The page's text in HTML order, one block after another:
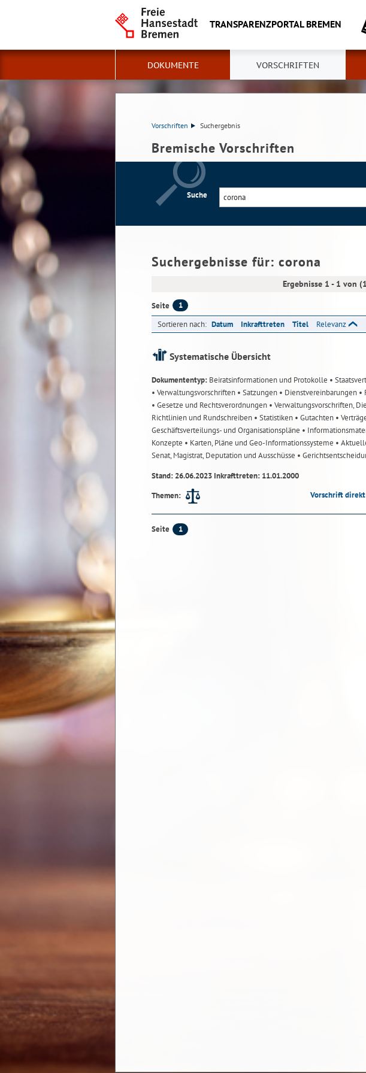
TRANSPARENZPORTAL BREMEN
DOKUMENTE VORSCHRIFTEN
Vorschriften Suchergebnis
Bremische Vorschriften
Suche
Suchergebnisse für: corona
Ergebnisse 1 - 1 von
Seite 1
Sortieren nach: Datum Inkrafttreten Titel Relevanz
Systematische Übersicht
Dokumententyp: Beiratsinformationen und Protokolle •
• Verwaltungsvorschriften • Satzungen • Dienstvereinbarungen •
• Gesetze und Rechtsverordnungen • Verwaltungsvorschriften,
Richtlinien und Rundschreiben • Statistiken • Gutachten •
Geschäftsverteilungs- und Organisationspläne •
Konzepte • Karten, Pläne und Geo-Informationssysteme •
Senat, Magistrat, Deputation und Ausschüsse •
Stand: 26.06.2023 Inkrafttreten: 11.01.2000
Themen:
Vorschrift
Seite 1